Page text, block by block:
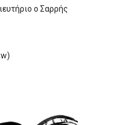
ο Σαρρής